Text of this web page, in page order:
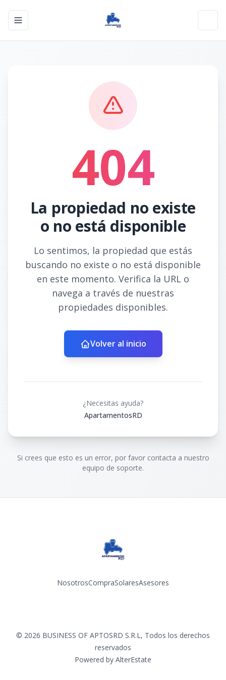
Toggle navigation menu
404
La propiedad no existe
o no está disponible
Lo sentimos, la propiedad que estás
buscando no existe o no está disponible
en este momento. Verifica la URL o
navega a través de nuestras
propiedades disponibles.
Volver al inicio
¿Necesitas ayuda?
ApartamentosRD
Si crees que esto es un error, por favor contacta a nuestro
equipo de soporte.
NosotrosCompraSolaresAsesores
© 2026 BUSINESS OF APTOSRD S.R.L, Todos los derechos
reservados
Powered by AlterEstate